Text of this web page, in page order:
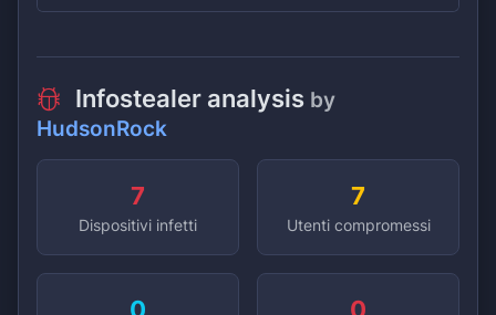
Infostealer analysis by
HudsonRock
7
Dispositivi infetti
7
Utenti compromessi